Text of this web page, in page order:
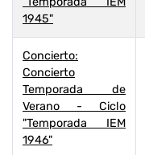
1945"
Concierto:
Concierto
Temporada de
Verano - Ciclo
"Temporada IEM
1946"